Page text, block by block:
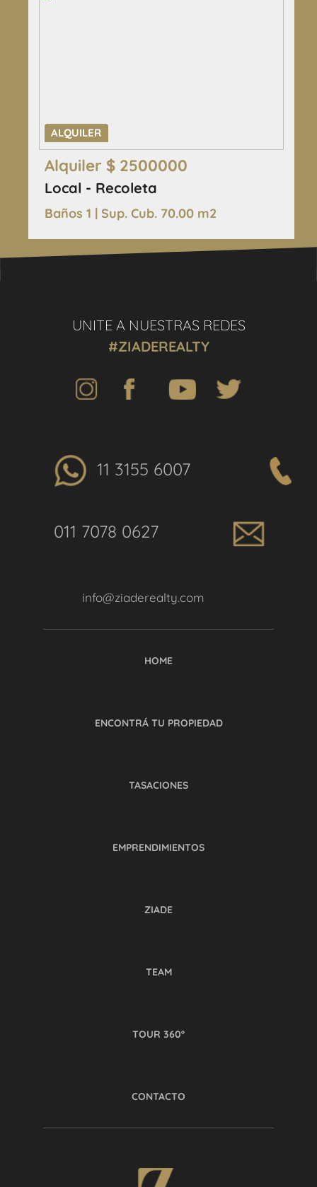
ALQUILER
Alquiler $ 2500000
Local - Recoleta
Baños 1 | Sup. Cub. 70.00 m2
UNITE A NUESTRAS REDES
#ZIADEREALTY
11 3155 6007
011 7078 0627
info@ziaderealty.com
HOME
ENCONTRÁ TU PROPIEDAD
TASACIONES
EMPRENDIMIENTOS
ZIADE
TEAM
TOUR 360º
CONTACTO